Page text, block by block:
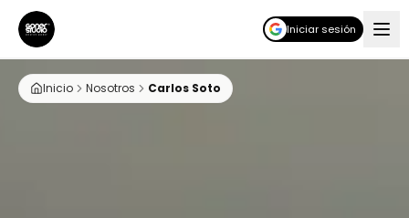
Iniciar sesión
Inicio Nosotros Carlos Soto